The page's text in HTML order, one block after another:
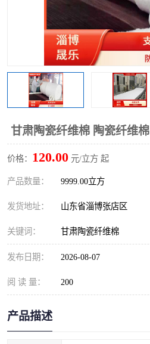
甘肃陶瓷纤维棉 陶瓷纤维棉
价格： 120.00 元/立方 起
产品数量： 9999.00立方
发货地址： 山东省淄博张店区
关键词： 甘肃陶瓷纤维棉
发布日期： 2026-08-07
阅 读 量： 200
产品描述